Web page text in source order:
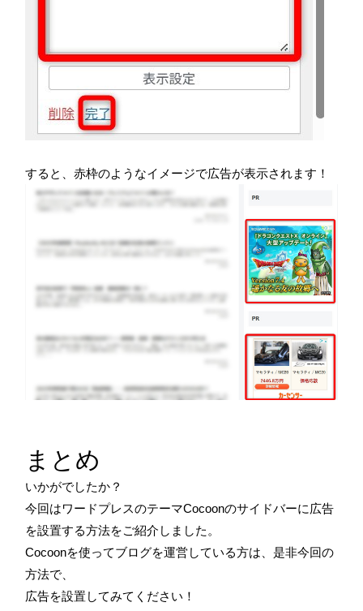
すると、赤枠のようなイメージで広告が表示されます！
まとめ
いかがでしたか？
今回はワードプレスのテーマCocoonのサイドバーに広告
を設置する方法をご紹介しました。
Cocoonを使ってブログを運営している方は、是非今回の
方法で、
広告を設置してみてください！